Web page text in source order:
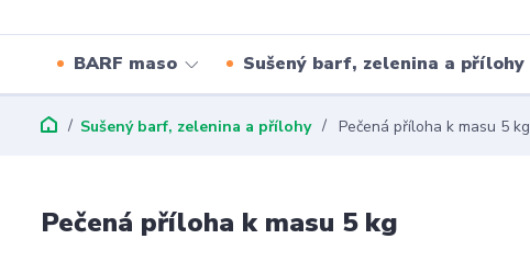
BARF maso Sušený barf, zelenina a přílohy
Sušený barf, zelenina a přílohy Pečená příloha k masu 5 kg
Pečená příloha k masu 5 kg